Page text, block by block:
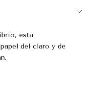
esta
del claro y de